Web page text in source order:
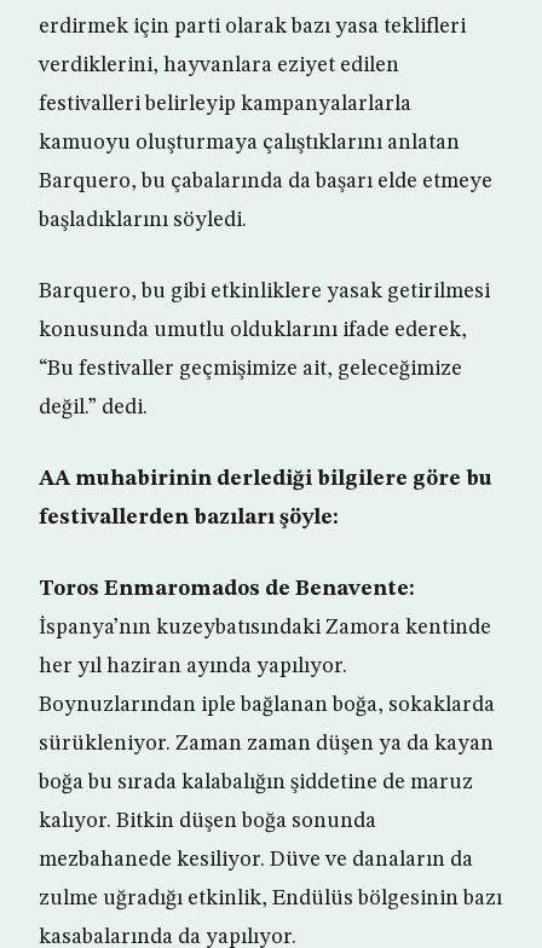
erdirmek için parti olarak bazı yasa teklifleri
verdiklerini, hayvanlara eziyet edilen
festivalleri belirleyip kampanyalarlarla
kamuoyu oluşturmaya çalıştıklarını anlatan
Barquero, bu çabalarında da başarı elde etmeye
başladıklarını söyledi.
Barquero, bu gibi etkinliklere yasak getirilmesi
konusunda umutlu olduklarını ifade ederek,
“Bu festivaller geçmişimize ait, geleceğimize
değil.” dedi.
AA muhabirinin derlediği bilgilere göre bu
festivallerden bazıları şöyle:
Toros Enmaromados de Benavente:
İspanya’nın kuzeybatısındaki Zamora kentinde
her yıl haziran ayında yapılıyor.
Boynuzlarından iple bağlanan boğa, sokaklarda
sürükleniyor. Zaman zaman düşen ya da kayan
boğa bu sırada kalabalığın şiddetine de maruz
kalıyor. Bitkin düşen boğa sonunda
mezbahanede kesiliyor. Düve ve danaların da
zulme uğradığı etkinlik, Endülüs bölgesinin bazı
kasabalarında da yapılıyor.